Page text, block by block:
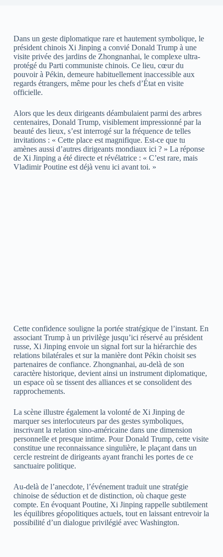
Dans un geste diplomatique rare et hautement symbolique, le
président chinois Xi Jinping a convié Donald Trump à une
visite privée des jardins de Zhongnanhai, le complexe ultra-
protégé du Parti communiste chinois. Ce lieu, cœur du
pouvoir à Pékin, demeure habituellement inaccessible aux
regards étrangers, même pour les chefs d’État en visite
officielle.
Alors que les deux dirigeants déambulaient parmi des arbres
centenaires, Donald Trump, visiblement impressionné par la
beauté des lieux, s’est interrogé sur la fréquence de telles
invitations : « Cette place est magnifique. Est-ce que tu
amènes aussi d’autres dirigeants mondiaux ici ? » La réponse
de Xi Jinping a été directe et révélatrice : « C’est rare, mais
Vladimir Poutine est déjà venu ici avant toi. »
Cette confidence souligne la portée stratégique de l’instant. En
associant Trump à un privilège jusqu’ici réservé au président
russe, Xi Jinping envoie un signal fort sur la hiérarchie des
relations bilatérales et sur la manière dont Pékin choisit ses
partenaires de confiance. Zhongnanhai, au-delà de son
caractère historique, devient ainsi un instrument diplomatique,
un espace où se tissent des alliances et se consolident des
rapprochements.
La scène illustre également la volonté de Xi Jinping de
marquer ses interlocuteurs par des gestes symboliques,
inscrivant la relation sino-américaine dans une dimension
personnelle et presque intime. Pour Donald Trump, cette visite
constitue une reconnaissance singulière, le plaçant dans un
cercle restreint de dirigeants ayant franchi les portes de ce
sanctuaire politique.
Au-delà de l’anecdote, l’événement traduit une stratégie
chinoise de séduction et de distinction, où chaque geste
compte. En évoquant Poutine, Xi Jinping rappelle subtilement
les équilibres géopolitiques actuels, tout en laissant entrevoir la
possibilité d’un dialogue privilégié avec Washington.